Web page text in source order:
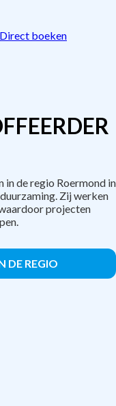
Direct boeken
de regio Roermond in
Zij werken
projecten
DE REGIO